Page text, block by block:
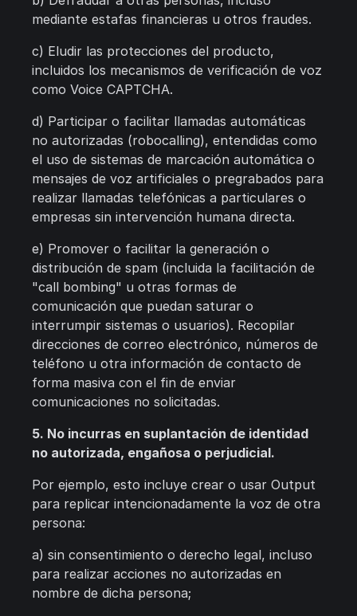
mediante estafas financieras u otros fraudes.
c) Eludir las protecciones del producto,
incluidos los mecanismos de verificación de voz
como Voice CAPTCHA.
d) Participar o facilitar llamadas automáticas
no autorizadas (robocalling), entendidas como
el uso de sistemas de marcación automática o
mensajes de voz artificiales o pregrabados para
realizar llamadas telefónicas a particulares o
empresas sin intervención humana directa.
e) Promover o facilitar la generación o
distribución de spam (incluida la facilitación de
"call bombing" u otras formas de
comunicación que puedan saturar o
interrumpir sistemas o usuarios). Recopilar
direcciones de correo electrónico, números de
teléfono u otra información de contacto de
forma masiva con el fin de enviar
comunicaciones no solicitadas.
5. No incurras en suplantación de identidad
no autorizada, engañosa o perjudicial.
Por ejemplo, esto incluye crear o usar Output
para replicar intencionadamente la voz de otra
persona:
a) sin consentimiento o derecho legal, incluso
para realizar acciones no autorizadas en
nombre de dicha persona;